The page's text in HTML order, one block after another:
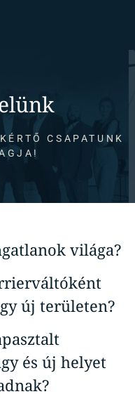
CSAPATUNK
világa?
új területen?
és új helyet